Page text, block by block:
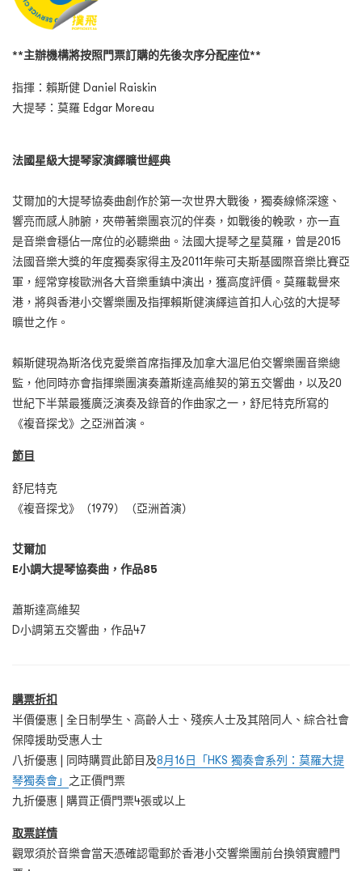
**主辦機構將按照門票訂購的先後次序分配座位**
指揮：賴斯健 Daniel Raiskin
大提琴：莫羅 Edgar Moreau
法國星級大提琴家演繹曠世經典
艾爾加的大提琴協奏曲創作於第一次世界大戰後，獨奏線條深邃、
響亮而感人肺腑，夾帶著樂團哀沉的伴奏，如戰後的輓歌，亦一直
是音樂會穩佔一席位的必聽樂曲。法國大提琴之星莫羅，曾是2015
法國音樂大獎的年度獨奏家得主及2011年柴可夫斯基國際音樂比賽亞
軍，經常穿梭歐洲各大音樂重鎮中演出，獲高度評價。莫羅載譽來
港，將與香港小交響樂團及指揮賴斯健演繹這首扣人心弦的大提琴
曠世之作。
賴斯健現為斯洛伐克愛樂首席指揮及加拿大溫尼伯交響樂團音樂總
監，他同時亦會指揮樂團演奏蕭斯達高維契的第五交響曲，以及20
世紀下半葉最獲廣泛演奏及錄音的作曲家之一，舒尼特克所寫的
《複音探戈》之亞洲首演。
節目
舒尼特克
《複音探戈》（1979）（亞洲首演）
艾爾加
E小調大提琴協奏曲，作品85
蕭斯達高維契
D小調第五交響曲，作品47
購票折扣
半價優惠 | 全日制學生、高齡人士、殘疾人士及其陪同人、綜合社會
保障援助受惠人士
八折優惠 | 同時購買此節目及8月16日「HKS 獨奏會系列：莫羅大提
琴獨奏會」 之正價門票
九折優惠 | 購買正價門票4張或以上
取票詳情
觀眾須於音樂會當天憑確認電郵於香港小交響樂團前台換領實體門